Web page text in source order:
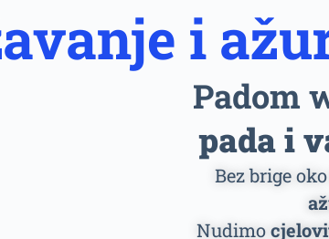
i
Padom
pada i
Bez brige oko
Nudimo